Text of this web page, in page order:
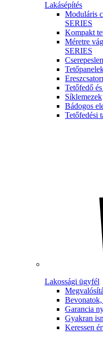
Lakásépítés
Moduláris
SERIES
Kompakt
Méretre
SERIES
Tetőfedő
Síklemezek
Bádogos
Tetőfedési
Lakossági ügyfél
Bevonatok,
Garancia
Gyakran
Keressen